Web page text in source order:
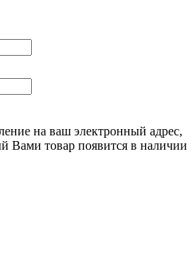
на ваш электронный адрес,
Вами товар появится в наличии